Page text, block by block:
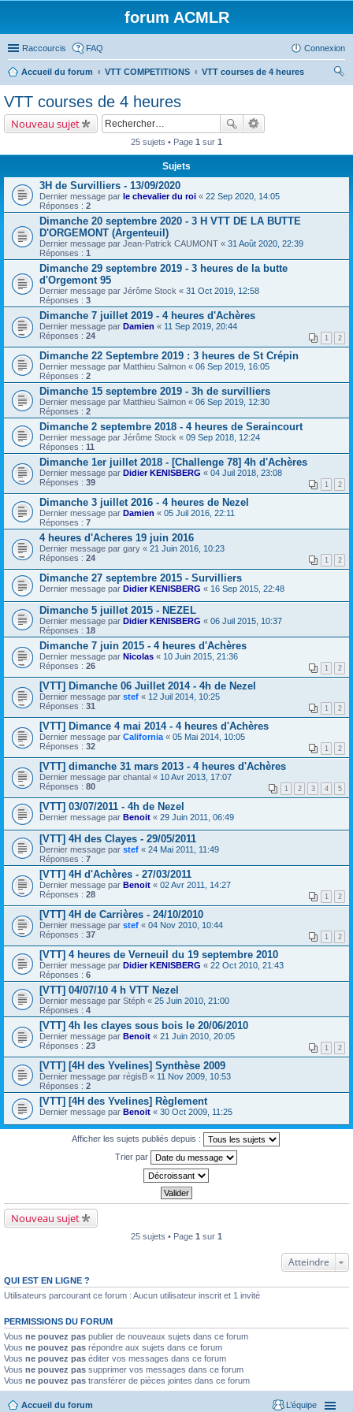
forum ACMLR
Raccourcis FAQ Connexion
Accueil du forum VTT COMPETITIONS
VTT courses de 4 heures
VTT courses de 4 heures
Nouveau sujet
25 sujets • Page 1 sur 1
Sujets
3H de Survilliers - 13/09/2020
Dernier message par le chevalier du roi « 22 Sep 2020, 14:05
Réponses : 2
Dimanche 20 septembre 2020 - 3 H VTT DE LA BUTTE
D'ORGEMONT (Argenteuil)
Dernier message par Jean-Patrick CAUMONT « 31 Août 2020, 22:39
Réponses : 1
Dimanche 29 septembre 2019 - 3 heures de la butte
d'Orgemont 95
Dernier message par Jérôme Stock « 31 Oct 2019, 12:58
Réponses : 3
Dimanche 7 juillet 2019 - 4 heures d'Achères
Dernier message par Damien « 11 Sep 2019, 20:44
Réponses : 24 1 2
Dimanche 22 Septembre 2019 : 3 heures de St Crépin
Dernier message par Matthieu Salmon « 06 Sep 2019, 16:05
Réponses : 2
Dimanche 15 septembre 2019 - 3h de survilliers
Dernier message par Matthieu Salmon « 06 Sep 2019, 12:30
Réponses : 2
Dimanche 2 septembre 2018 - 4 heures de Seraincourt
Dernier message par Jérôme Stock « 09 Sep 2018, 12:24
Réponses : 11
Dimanche 1er juillet 2018 - [Challenge 78] 4h d'Achères
Dernier message par Didier KENISBERG « 04 Juil 2018, 23:08
Réponses : 39 1 2
Dimanche 3 juillet 2016 - 4 heures de Nezel
Dernier message par Damien « 05 Juil 2016, 22:11
Réponses : 7
4 heures d'Acheres 19 juin 2016
Dernier message par gary « 21 Juin 2016, 10:23
Réponses : 24 1 2
Dimanche 27 septembre 2015 - Survilliers
Dernier message par Didier KENISBERG « 16 Sep 2015, 22:48
Dimanche 5 juillet 2015 - NEZEL
Dernier message par Didier KENISBERG « 06 Juil 2015, 10:37
Réponses : 18
Dimanche 7 juin 2015 - 4 heures d'Achères
Dernier message par Nicolas « 10 Juin 2015, 21:36
Réponses : 26 1 2
[VTT] Dimanche 06 Juillet 2014 - 4h de Nezel
Dernier message par stef « 12 Juil 2014, 10:25
Réponses : 31 1 2
[VTT] Dimance 4 mai 2014 - 4 heures d'Achères
Dernier message par California « 05 Mai 2014, 10:05
Réponses : 32 1 2
[VTT] dimanche 31 mars 2013 - 4 heures d'Achères
Dernier message par chantal « 10 Avr 2013, 17:07
Réponses : 80 1 2 3 4 5
[VTT] 03/07/2011 - 4h de Nezel
Dernier message par Benoit « 29 Juin 2011, 06:49
[VTT] 4H des Clayes - 29/05/2011
Dernier message par stef « 24 Mai 2011, 11:49
Réponses : 7
[VTT] 4H d'Achères - 27/03/2011
Dernier message par Benoit « 02 Avr 2011, 14:27
Réponses : 28 1 2
[VTT] 4H de Carrières - 24/10/2010
Dernier message par stef « 04 Nov 2010, 10:44
Réponses : 37 1 2
[VTT] 4 heures de Verneuil du 19 septembre 2010
Dernier message par Didier KENISBERG « 22 Oct 2010, 21:43
Réponses : 6
[VTT] 04/07/10 4 h VTT Nezel
Dernier message par Stéph « 25 Juin 2010, 21:00
Réponses : 4
[VTT] 4h les clayes sous bois le 20/06/2010
Dernier message par Benoit « 21 Juin 2010, 20:05
Réponses : 23 1 2
[VTT] [4H des Yvelines] Synthèse 2009
Dernier message par régisB « 11 Nov 2009, 10:53
Réponses : 2
[VTT] [4H des Yvelines] Règlement
Dernier message par Benoit « 30 Oct 2009, 11:25
Afficher les sujets publiés depuis :
Trier par
Nouveau sujet
25 sujets • Page 1 sur 1
Atteindre
QUI EST EN LIGNE ?
Utilisateurs parcourant ce forum : Aucun utilisateur inscrit et 1 invité
PERMISSIONS DU FORUM
Vous ne pouvez pas publier de nouveaux sujets dans ce forum
Vous ne pouvez pas répondre aux sujets dans ce forum
Vous ne pouvez pas éditer vos messages dans ce forum
Vous ne pouvez pas supprimer vos messages dans ce forum
Vous ne pouvez pas transférer de pièces jointes dans ce forum
Accueil du forum L’équipe